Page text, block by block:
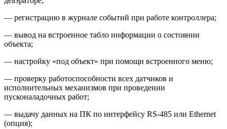
— регистрацию в журнале событий при работе контроллера;
— вывод на встроенное табло информации о состоянии
объекта;
— настройку «под объект» при помощи встроенного меню;
— проверку работоспособности всех датчиков и
исполнительных механизмов при проведении
пусконаладочных работ;
— выдачу данных на ПК по интерфейсу RS-485 или Ethernet
(опция);